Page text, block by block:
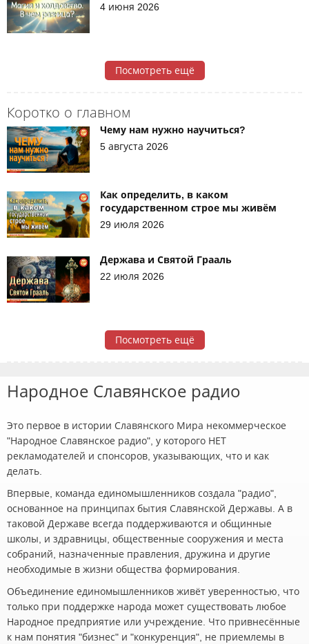
Коротко о главном
Чему нам нужно научиться?
5 августа 2026
Как определить, в каком
государственном строе мы живём
29 июля 2026
Держава и Святой Грааль
22 июля 2026
Посмотреть ещё
4 июня 2026
Посмотреть ещё
Народное Славянское радио
Это первое в истории Славянского Мира некоммерческое
"Народное Славянское радио", у которого НЕТ
рекламодателей и спонсоров, указывающих, что и как
делать.
Впервые, команда единомышленников создала "радио",
основанное на принципах бытия Славянской Державы. А в
таковой Державе всегда поддерживаются и общинные
школы, и здравницы, общественные сооружения и места
собраний, назначенные правления, дружина и другие
необходимые в жизни общества формирования.
Объединение единомышленников живёт уверенностью, что
только при поддержке народа может существовать любое
Народное предприятие или учреждение. Что привнесённые
к нам понятия "бизнес" и "конкуренция", не приемлемы в